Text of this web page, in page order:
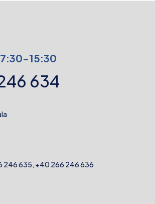
7:30-15:30
634
246 635, +40 266 246 636